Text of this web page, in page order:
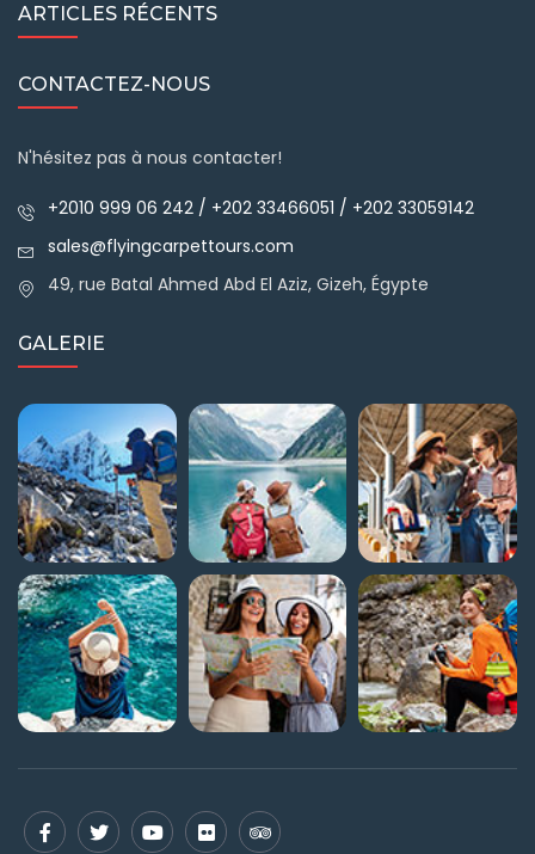
ARTICLES RÉCENTS
CONTACTEZ-NOUS
N'hésitez pas à nous contacter!
+2010 999 06 242 / +202 33466051 / +202 33059142
sales@flyingcarpettours.com
49, rue Batal Ahmed Abd El Aziz, Gizeh, Égypte
GALERIE